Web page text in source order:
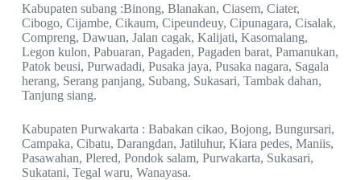
Kabupaten subang :Binong, Blanakan, Ciasem, Ciater,
Cibogo, Cijambe, Cikaum, Cipeundeuy, Cipunagara, Cisalak,
Compreng, Dawuan, Jalan cagak, Kalijati, Kasomalang,
Legon kulon, Pabuaran, Pagaden, Pagaden barat, Pamanukan,
Patok beusi, Purwadadi, Pusaka jaya, Pusaka nagara, Sagala
herang, Serang panjang, Subang, Sukasari, Tambak dahan,
Tanjung siang.
Kabupaten Purwakarta : Babakan cikao, Bojong, Bungursari,
Campaka, Cibatu, Darangdan, Jatiluhur, Kiara pedes, Maniis,
Pasawahan, Plered, Pondok salam, Purwakarta, Sukasari,
Sukatani, Tegal waru, Wanayasa.